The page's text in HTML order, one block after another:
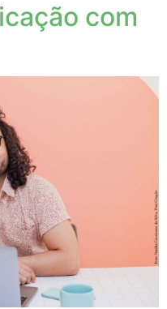
com